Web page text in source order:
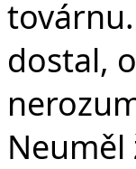
dostal,